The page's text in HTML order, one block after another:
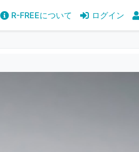
R-FREEについて ログイン